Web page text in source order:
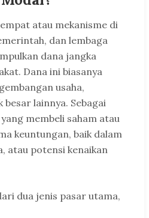
atau mekanisme di
dan lembaga
dana jangka
Dana ini biasanya
usaha,
lainnya. Sebagai
membeli saham atau
keuntungan, baik dalam
atau potensi kenaikan
dua jenis pasar utama,